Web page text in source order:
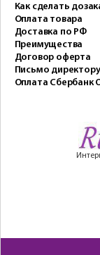
Как сделать
Оплата товара
Доставка по РФ
Преимущества
Договор оферта
Письмо директору
Оплата Сбербанк